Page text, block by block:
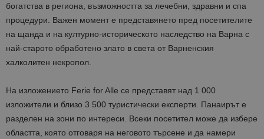
богатства в региона, възможността за лечебни, здравни и спа
процедури. Важен момент е представянето пред посетителите
на щанда и на културно-историческото наследство на Варна с
най-старото обработено злато в света от Варненския
халколитен некропол.
На изложението Ferie for Alle се представят над 1 000
изложители и близо 3 500 туристически експерти. Панаирът е
разделен на зони по интереси. Всеки посетител може да избере
областта, която отговаря на неговото търсене и да намери